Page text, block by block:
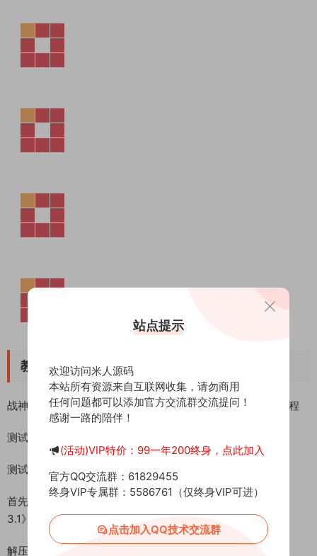
教程介绍
战神引擎传奇手游 《吉祥合击三职业-白猪3.1》 WIN 搭建教程
测试系统：windows server 2019
测试IP：192.168.2.166 （外网架设和局网架设方法一样）
首先进入我们官网：MiR6.com 搜索《吉祥合击三职业-白猪
3.1》下载好服务端，我这里已事先下载好了
解压服务端到D盘根目录：
站点提示
欢迎访问米人源码
本站所有资源来自互联网收集，请勿商用
任何问题都可以添加官方交流群交流提问！
感谢一路的陪伴！
(活动)VIP特价：99一年200终身，点此加入
官方QQ交流群：61829455
终身VIP专属群：5586761（仅终身VIP可进）
点击加入QQ技术交流群